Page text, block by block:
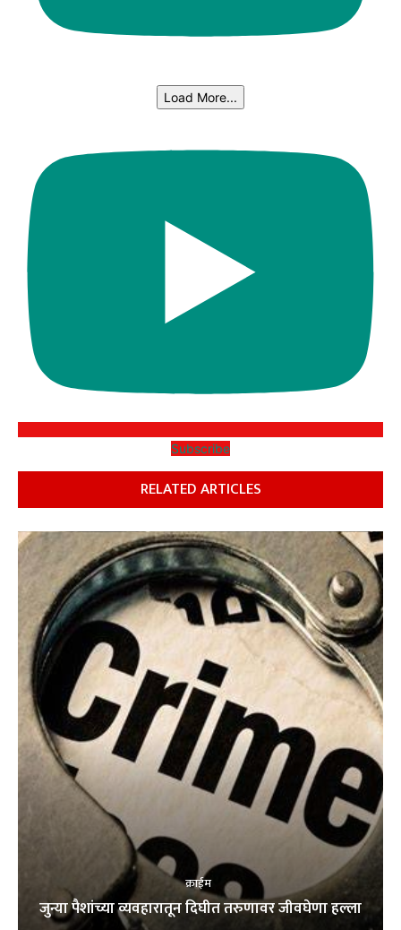
Load More...
Subscribe
RELATED ARTICLES
क्राईम
जुन्या पैशांच्या व्यवहारातून दिघीत तरुणावर जीवघेणा हल्ला